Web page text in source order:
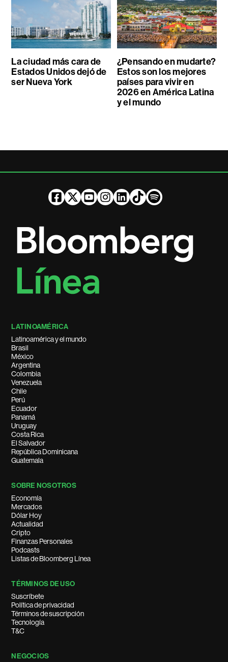
La ciudad más cara de
Estados Unidos dejó de
ser Nueva York
¿Pensando en mudarte?
Estos son los mejores
países para vivir en
2026 en América Latina
y el mundo
LATINOAMÉRICA
Latinoamérica y el mundo
Brasil
México
Argentina
Colombia
Venezuela
Chile
Perú
Ecuador
Panamá
Uruguay
Costa Rica
El Salvador
República Dominicana
Guatemala
SOBRE NOSOTROS
Economía
Mercados
Dólar Hoy
Actualidad
Cripto
Finanzas Personales
Podcasts
Listas de Bloomberg Línea
TÉRMINOS DE USO
Suscríbete
Política de privacidad
Términos de suscripción
Tecnología
T&C
NEGOCIOS